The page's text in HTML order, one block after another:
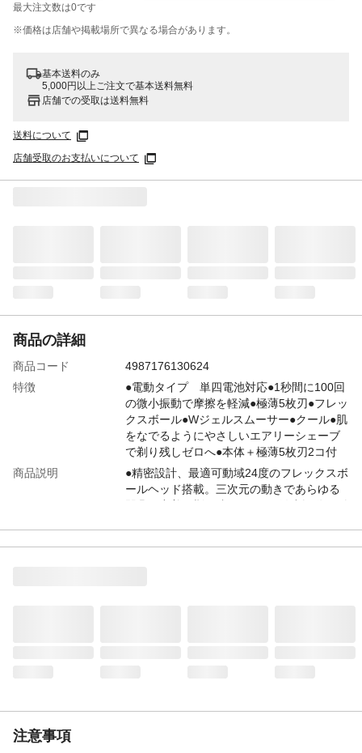
最大注文数は0です
※価格は​店舗や​掲載場所で​異なる​場合が​あります。
基本送料のみ
5,000円以上ご注文で基本送料無料
店舗での受取は送料無料
送料について
店舗受取のお支払いについて
商品の詳細
商品コード
4987176130624
特徴
●電動タイプ 単四電池対応●1秒間に100回
の微小振動で摩擦を軽減●極薄5枚刃●フレッ
クスボール●Wジェルスムーサー●クール●肌
をなでるようにやさしいエアリーシェーブ
で剃り残しゼロへ●本体＋極薄5枚刃2コ付
商品説明
●精密設計、最適可動域24度のフレックスボ
ールヘッド搭載。三次元の動きであらゆる
注意事項